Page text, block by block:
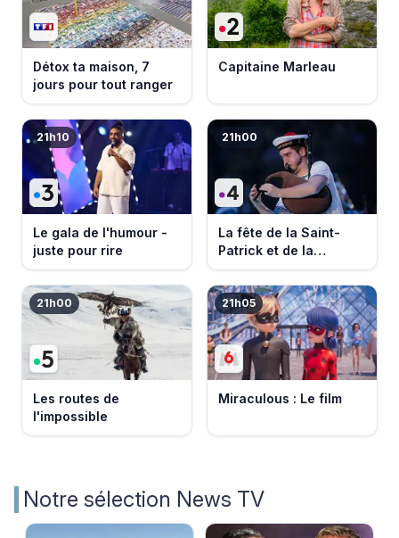
Détox ta maison, 7
jours pour tout ranger
Capitaine Marleau
21h10
Le gala de l'humour -
juste pour rire
21h00
La fête de la Saint-
Patrick et de la
Bretagne
21h00
Les routes de
l'impossible
21h05
Miraculous : Le film
Notre sélection News TV